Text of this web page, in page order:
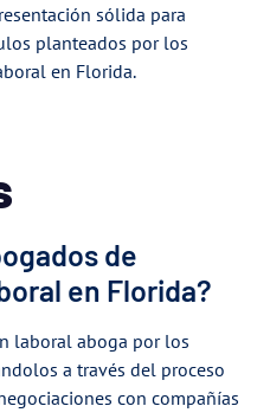
sólida para
planteados por los
en Florida.
de
en Florida?
laboral aboga por los
a través del proceso
con compañías